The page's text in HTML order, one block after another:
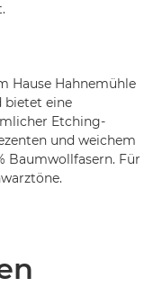
Hause Hahnemühle
bietet eine
Etching-
und weichem
Baumwollfasern. Für